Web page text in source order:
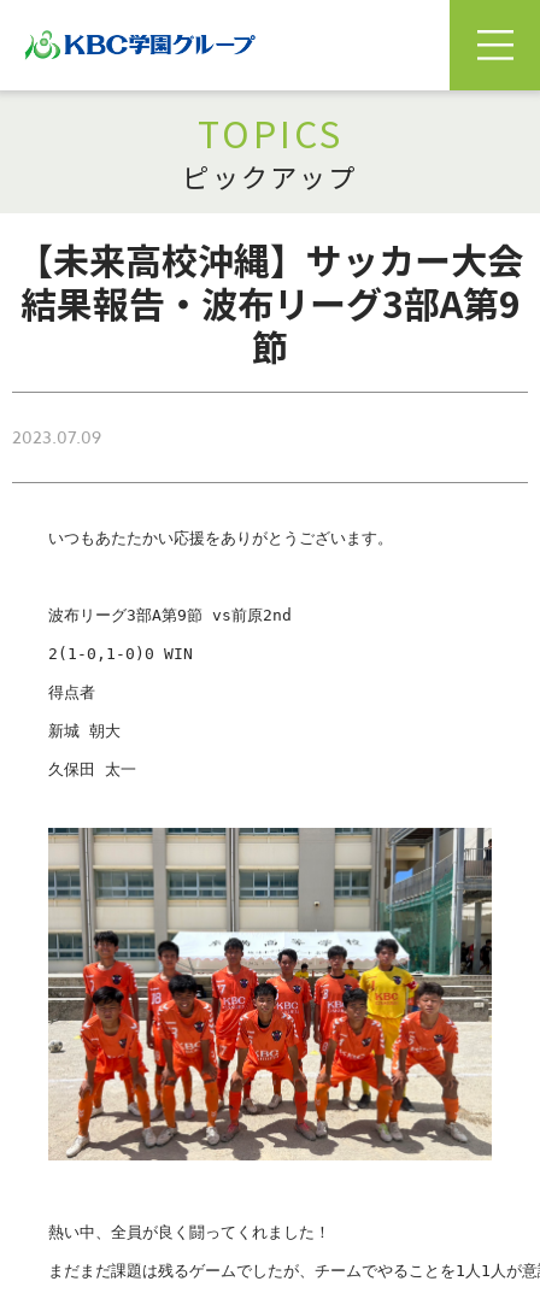
TOPICS
ピックアップ
【未来高校沖縄】サッカー大会
結果報告・波布リーグ3部A第9
節
2023.07.09
いつもあたたかい応援をありがとうございます。
波布リーグ3部A第9節 vs前原2nd
2(1-0,1-0)0 WIN
得点者
新城 朝大
久保田 太一
熱い中、全員が良く闘ってくれました！
まだまだ課題は残るゲームでしたが、チームでやることを1人1人が